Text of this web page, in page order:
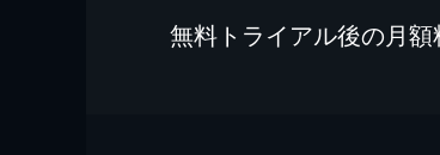
無料トライアル後の⽉額